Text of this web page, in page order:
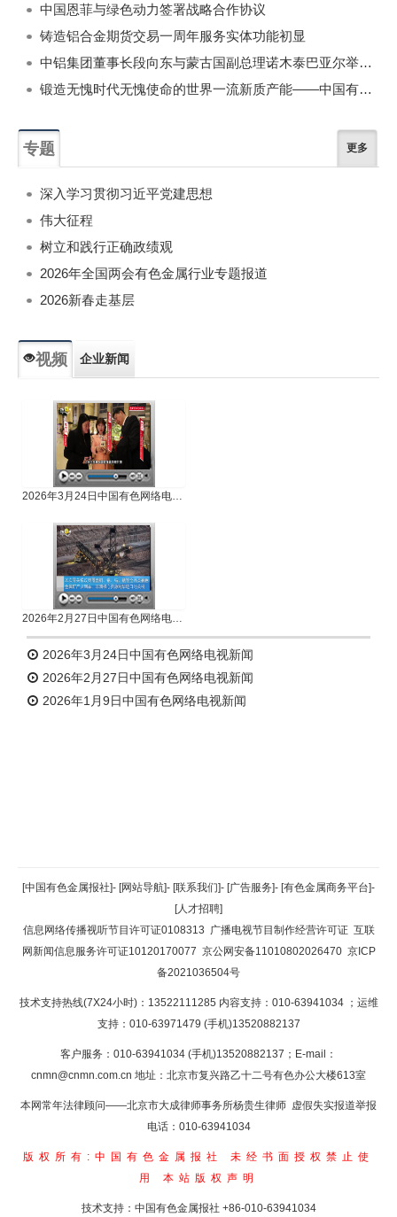
中国恩菲与绿色动力签署战略合作协议
铸造铝合金期货交易一周年服务实体功能初显
中铝集团董事长段向东与蒙古国副总理诺木泰巴亚尔举行会谈
锻造无愧时代无愧使命的世界一流新质产能——中国有色金属工业的战略应对与破局之道（二）
专题 更多
深入学习贯彻习近平党建思想
伟大征程
树立和践行正确政绩观
2026年全国两会有色金属行业专题报道
2026新春走基层
视频 企业新闻
2026年3月24日中国有色网络电视新闻
2026年2月27日中国有色网络电视新闻
2026年3月24日中国有色网络电视新闻
2026年2月27日中国有色网络电视新闻
2026年1月9日中国有色网络电视新闻
返回顶部
返回首页
[中国有色金属报社]- [网站导航]- [联系我们]- [广告服务]- [有色金属商务平台]-
[人才招聘]
信息网络传播视听节目许可证0108313 广播电视节目制作经营许可证 互联
网新闻信息服务许可证10120170077 京公网安备11010802026470 京ICP
备2021036504号
技术支持热线(7X24小时)：13522111285 内容支持：010-63941034 ；运维
支持：010-63971479 (手机)13520882137
客户服务：010-63941034 (手机)13520882137；E-mail：
cnmn@cnmn.com.cn 地址：北京市复兴路乙十二号有色办公大楼613室
本网常年法律顾问——北京市大成律师事务所杨贵生律师 虚假失实报道举报
电话：010-63941034
版权所有:中国有色金属报社
未经书面授权禁止使
用 本站版权声明
技术支持：中国有色金属报社 +86-010-63941034